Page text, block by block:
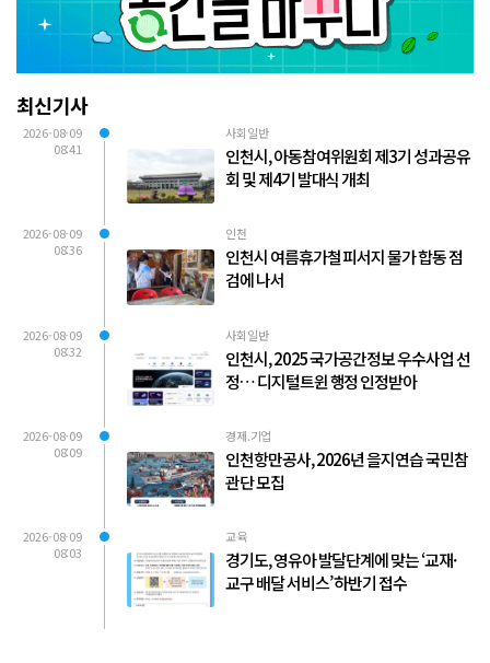
최신기사
2026-08-09
08:41
사회일반
인천시, 아동참여위원회 제3기 성과공유
회 및 제4기 발대식 개최
2026-08-09
08:36
인천
인천시 여름휴가철 피서지 물가 합동 점
검에 나서
2026-08-09
08:32
사회일반
인천시, 2025 국가공간정보 우수사업 선
정… 디지털트윈 행정 인정받아
2026-08-09
08:09
경제.기업
인천항만공사, 2026년 을지연습 국민참
관단 모집
2026-08-09
08:03
교육
경기도, 영유아 발달단계에 맞는 ‘교재·
교구 배달 서비스’ 하반기 접수